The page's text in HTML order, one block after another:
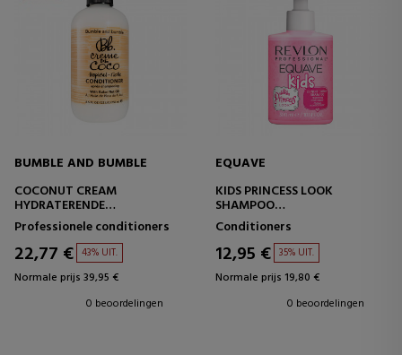
BUMBLE AND BUMBLE
COCONUT CREAM
HYDRATERENDE
CONDITIONER
Professionele conditioners
22,77 € 43% UIT.
Normale prijs 39,95 €
0 beoordelingen
EQUAVE
KIDS PRINCESS LOOK
SHAMPOO
CONDITIONERINGSSHAMPOO
VOOR KINDEREN
Conditioners
12,95 € 35% UIT.
Normale prijs 19,80 €
0 beoordelingen